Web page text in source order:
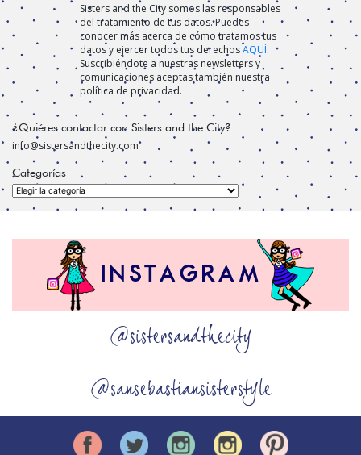
Sisters and the City somos las responsables
del tratamiento de tus datos. Puedes
conocer más acerca de cómo tratamos tus
datos y ejercer todos tus derechosAQUÍ.
Suscribiéndote a nuestras newsletters y
comunicaciones aceptas también nuestra
política de privacidad.
¿Quiéres contactar con Sisters and the City?
info@sistersandthecity.com
Categorías
Categorías
@sistersandthecity
@sansebastiansisterstyle